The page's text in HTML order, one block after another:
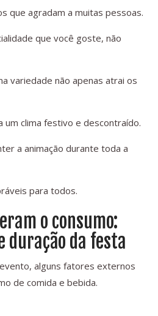
que agradam a muitas pessoas.
que você goste, não
variedade não apenas atrai os
clima festivo e descontraído.
a animação durante toda a
para todos.
o consumo:
duração da festa
alguns fatores externos
de comida e bebida.